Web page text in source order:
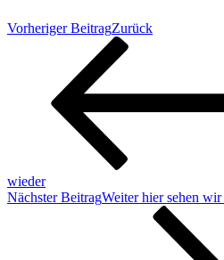
Vorheriger BeitragZurück
wieder
Nächster BeitragWeiter hier sehen